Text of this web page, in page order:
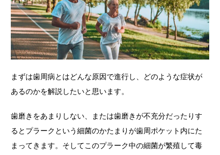
まずは歯周病とはどんな原因で進行し、どのような症状が
あるのかを解説したいと思います。
歯磨きをあまりしない、または歯磨きが不充分だったりす
るとプラークという細菌のかたまりが歯周ポケット内にた
まってきます。そしてこのプラーク中の細菌が繁殖して毒